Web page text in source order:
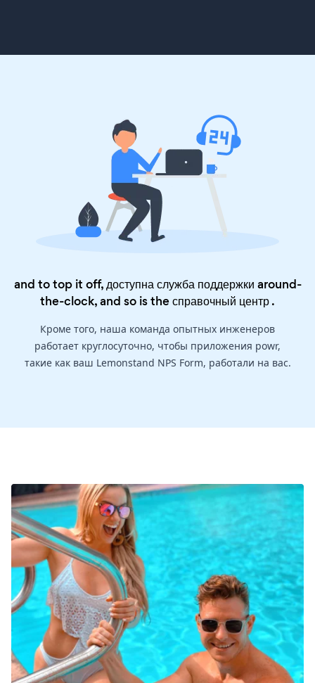
and to top it off, доступна служба поддержки around-
the-clock, and so is theсправочный центр.
Кроме того, наша команда опытных инженеров
работает круглосуточно, чтобы приложения powr,
такие как ваш Lemonstand NPS Form, работали на вас.